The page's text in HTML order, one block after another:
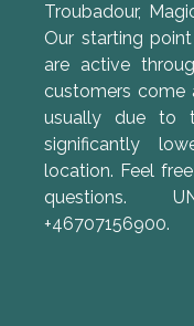
Troubadour,
Our starting
are active
customers come
usually due to
significantly
location. Feel
questions.
+46707156900.